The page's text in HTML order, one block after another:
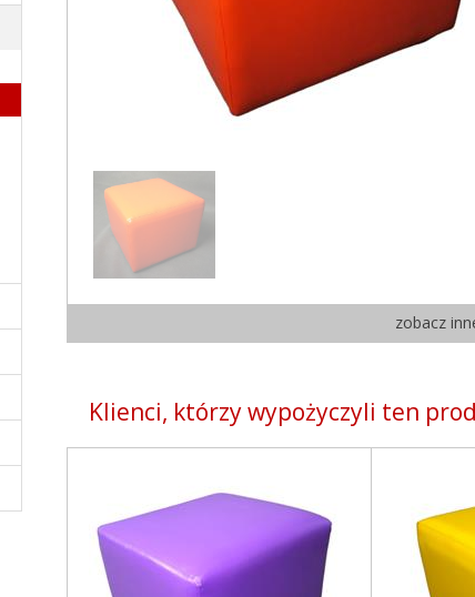
zobacz
Klienci, którzy wypożyczyli ten